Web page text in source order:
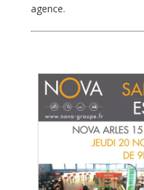
agence.